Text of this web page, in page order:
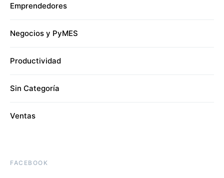
Emprendedores
Negocios y PyMES
Productividad
Sin Categoría
Ventas
FACEBOOK